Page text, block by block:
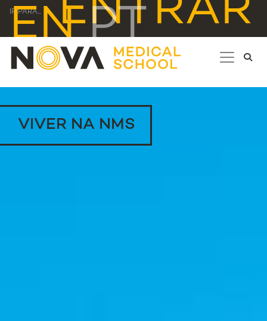
IR PARA... ENTRAR
EN PT
VIVER NA NMS